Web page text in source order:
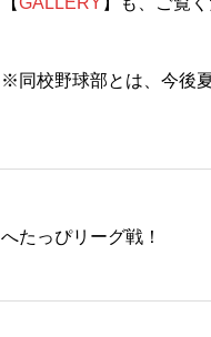
※同校野球部とは、今後
へたっぴリーグ戦！